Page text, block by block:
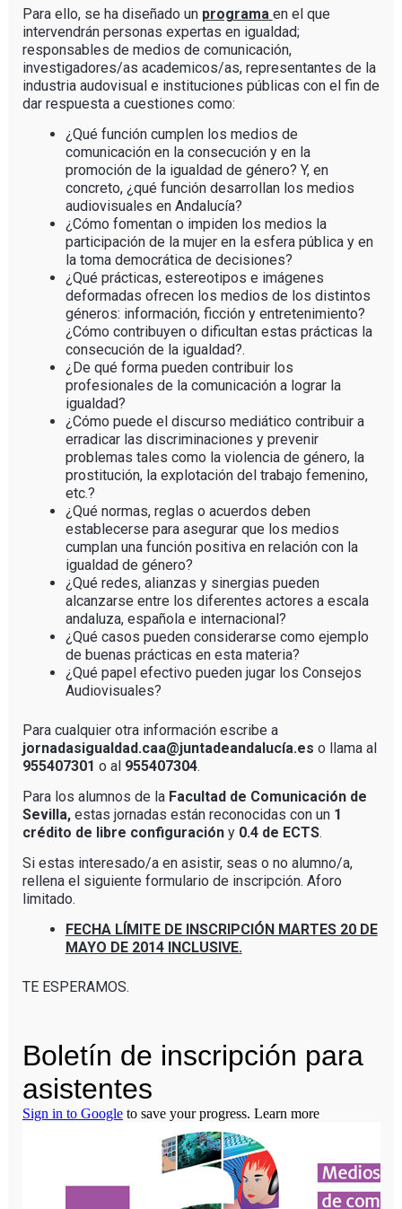
Para ello, se ha diseñado un programa en el que
intervendrán personas expertas en igualdad;
responsables de medios de comunicación,
investigadores/as academicos/as, representantes de la
industria audovisual e instituciones públicas con el fin de
dar respuesta a cuestiones como:
¿Qué función cumplen los medios de
comunicación en la consecución y en la
promoción de la igualdad de género? Y, en
concreto, ¿qué función desarrollan los medios
audiovisuales en Andalucía?
¿Cómo fomentan o impiden los medios la
participación de la mujer en la esfera pública y en
la toma democrática de decisiones?
¿Qué prácticas, estereotipos e imágenes
deformadas ofrecen los medios de los distintos
géneros: información, ficción y entretenimiento?
¿Cómo contribuyen o dificultan estas prácticas la
consecución de la igualdad?.
¿De qué forma pueden contribuir los
profesionales de la comunicación a lograr la
igualdad?
¿Cómo puede el discurso mediático contribuir a
erradicar las discriminaciones y prevenir
problemas tales como la violencia de género, la
prostitución, la explotación del trabajo femenino,
etc.?
¿Qué normas, reglas o acuerdos deben
establecerse para asegurar que los medios
cumplan una función positiva en relación con la
igualdad de género?
¿Qué redes, alianzas y sinergias pueden
alcanzarse entre los diferentes actores a escala
andaluza, española e internacional?
¿Qué casos pueden considerarse como ejemplo
de buenas prácticas en esta materia?
¿Qué papel efectivo pueden jugar los Consejos
Audiovisuales?
Para cualquier otra información escribe a
jornadasigualdad.caa@juntadeandalucía.es o llama al
955407301 o al 955407304.
Para los alumnos de la Facultad de Comunicación de
Sevilla,estas jornadas están reconocidas con un 1
crédito de libre configuracióny0.4 de ECTS.
Si estas interesado/a en asistir, seas o no alumno/a,
rellena el siguiente formulario de inscripción. Aforo
limitado.
FECHA LÍMITE DE INSCRIPCIÓN MARTES 20 DE
MAYO DE 2014 INCLUSIVE.
TE ESPERAMOS.